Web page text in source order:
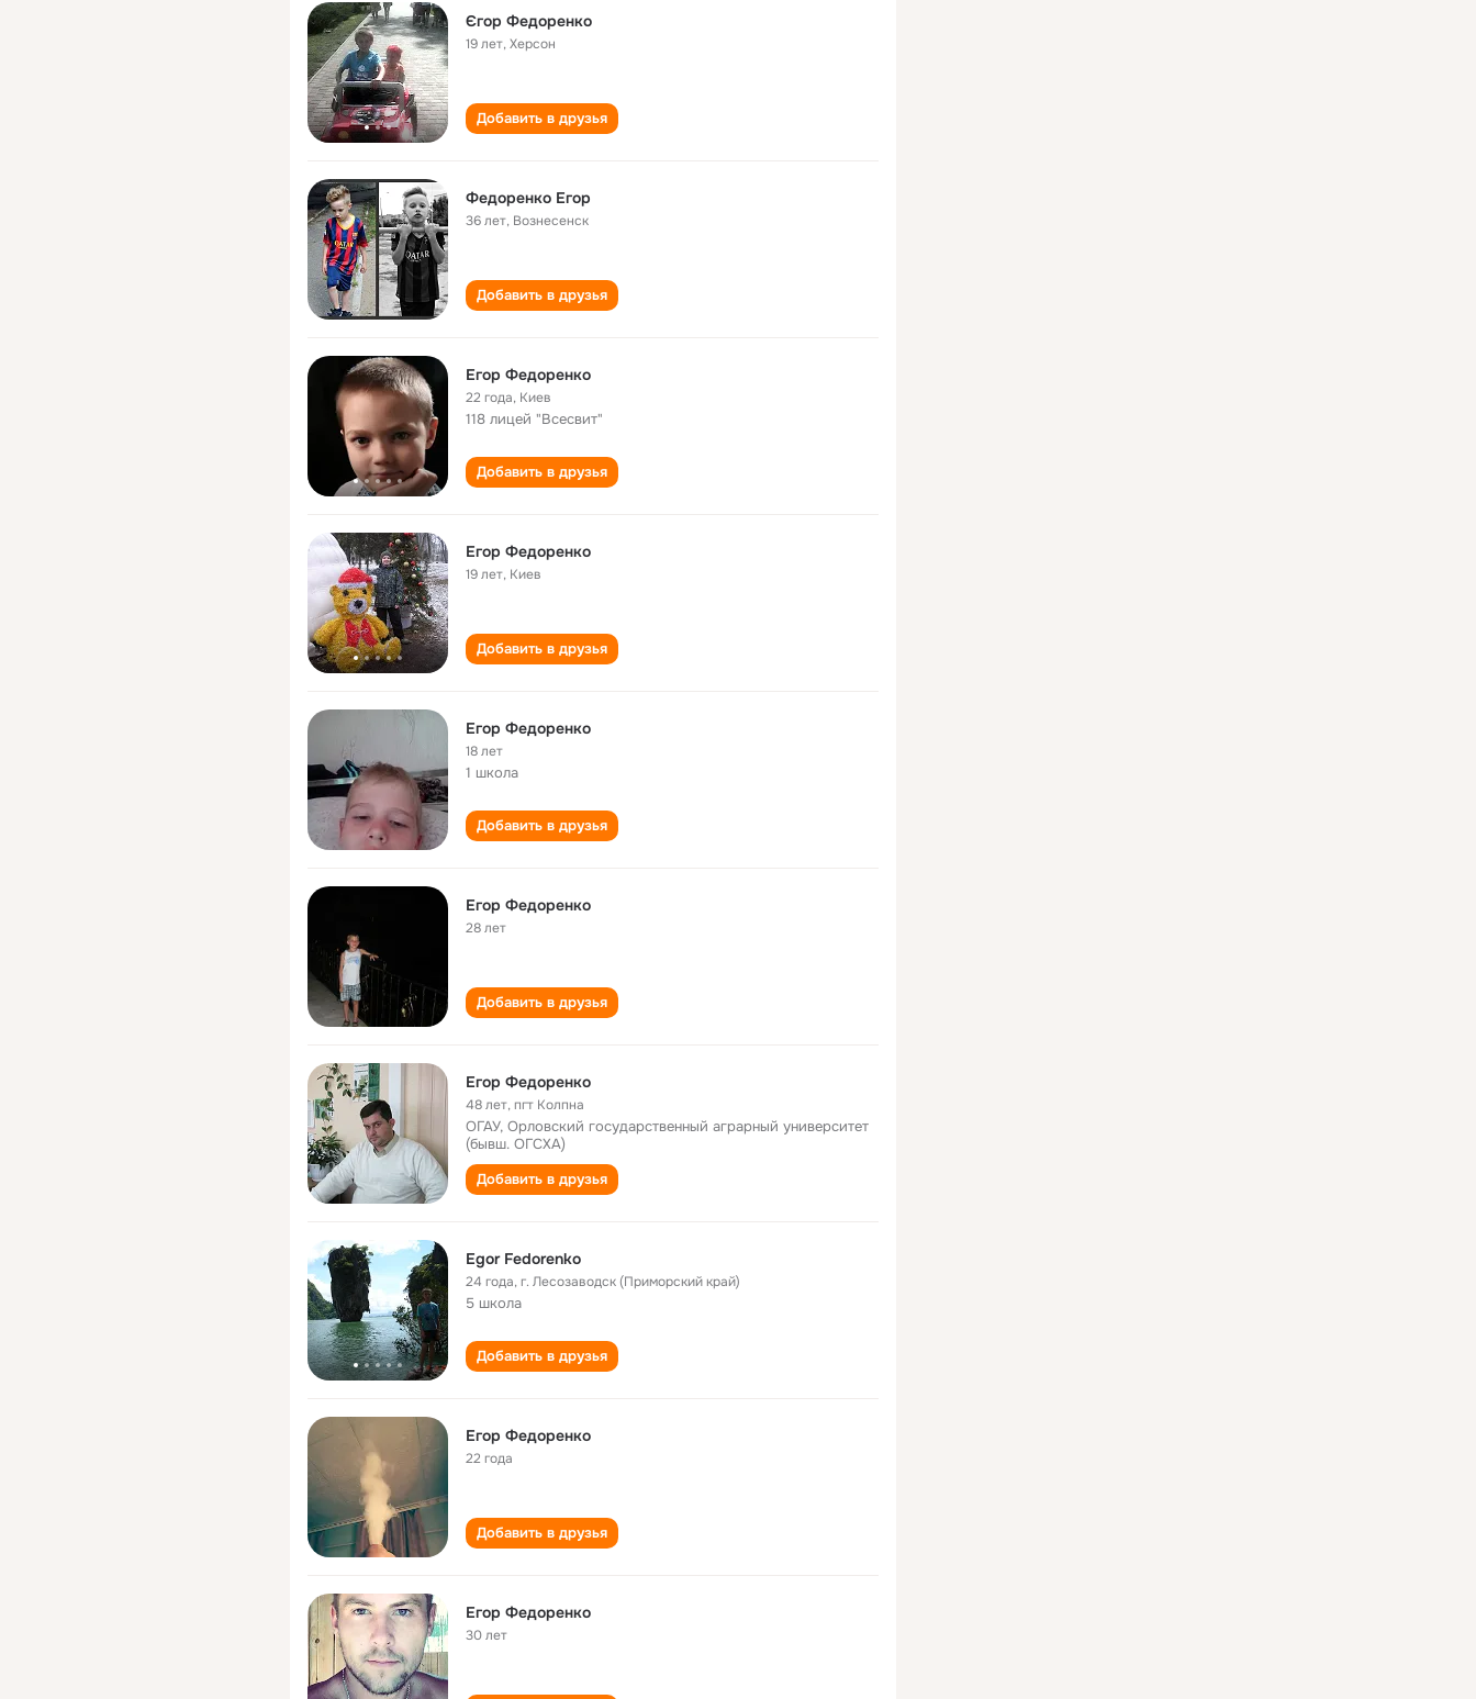
Єгор Федоренко
19 лет,Херсон
Добавить в друзья
Федоренко Егор
36 лет, Вознесенск
Добавить в друзья
Егор Федоренко
22 года, Киев
118 лицей "Всесвит"
Добавить в друзья
Егор Федоренко
19 лет, Киев
Добавить в друзья
Егор Федоренко
18 лет
1 школа
Добавить в друзья
Егор Федоренко
28 лет
Добавить в друзья
Егор Федоренко
48 лет,пгт Колпна
ОГАУ, Орловский государственный аграрный университет
(бывш. ОГСХА)
Добавить в друзья
Egor Fedorenko
24 года,г. Лесозаводск (Приморский край)
5 школа
Добавить в друзья
Егор Федоренко
22 года
Добавить в друзья
Егор Федоренко
30 лет